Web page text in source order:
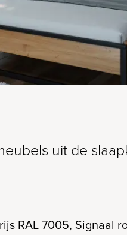
uit de
RAL 7005, Signaal